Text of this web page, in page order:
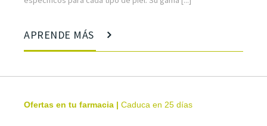
APRENDE MÁS
Ofertas en tu farmacia | Caduca en 25 días